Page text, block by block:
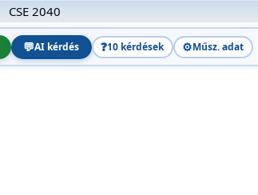
CSE 2040
💬AI kérdés ❓10 kérdések ⚙️Műsz. adat